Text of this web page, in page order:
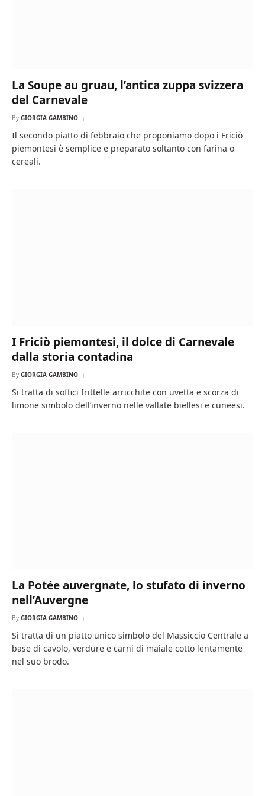
La Soupe au gruau, l’antica zuppa svizzera
del Carnevale
By GIORGIA GAMBINO
Il secondo piatto di febbraio che proponiamo dopo i Friciò
piemontesi è semplice e preparato soltanto con farina o
cereali.
I Friciò piemontesi, il dolce di Carnevale
dalla storia contadina
By GIORGIA GAMBINO
Si tratta di soffici frittelle arricchite con uvetta e scorza di
limone simbolo dell’inverno nelle vallate biellesi e cuneesi.
La Potée auvergnate, lo stufato di inverno
nell’Auvergne
By GIORGIA GAMBINO
Si tratta di un piatto unico simbolo del Massiccio Centrale a
base di cavolo, verdure e carni di maiale cotto lentamente
nel suo brodo.